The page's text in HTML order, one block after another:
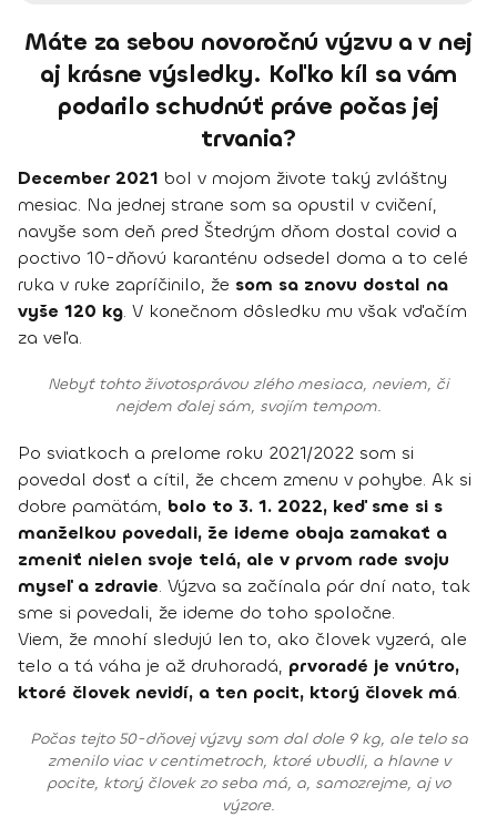
Máte za sebou novoročnú výzvu a v nej
aj krásne výsledky. Koľko kíl sa vám
podarilo schudnúť práve počas jej
trvania?
December 2021 bol v mojom živote taký zvláštny
mesiac. Na jednej strane som sa opustil v cvičení,
navyše som deň pred Štedrým dňom dostal covid a
poctivo 10-dňovú karanténu odsedel doma a to celé
ruka v ruke zapríčinilo, že som sa znovu dostal na
vyše 120 kg. V konečnom dôsledku mu však vďačím
za veľa.
Nebyť tohto životosprávou zlého mesiaca, neviem, či
nejdem ďalej sám, svojím tempom.
Po sviatkoch a prelome roku 2021/2022 som si
povedal dosť a cítil, že chcem zmenu v pohybe. Ak si
dobre pamätám, bolo to 3. 1. 2022, keď sme si s
manželkou povedali, že ideme obaja zamakať a
zmeniť nielen svoje telá, ale v prvom rade svoju
myseľ a zdravie. Výzva sa začínala pár dní nato, tak
sme si povedali, že ideme do toho spoločne.
Viem, že mnohí sledujú len to, ako človek vyzerá, ale
telo a tá váha je až druhoradá, prvoradé je vnútro,
ktoré človek nevidí, a ten pocit, ktorý človek má.
Počas tejto 50-dňovej výzvy som dal dole 9 kg, ale telo sa
zmenilo viac v centimetroch, ktoré ubudli, a hlavne v
pocite, ktorý človek zo seba má, a, samozrejme, aj vo
výzore.